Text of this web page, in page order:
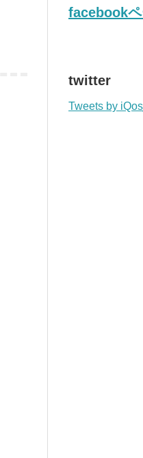
facebook
twitter
Tweets by